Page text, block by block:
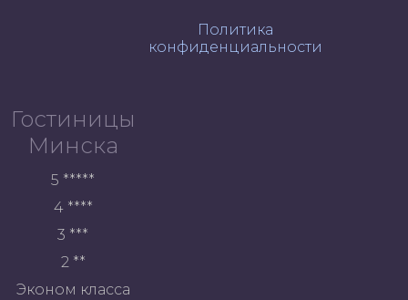
Политика
конфиденциальности
Гостиницы
Минска
5 *****
4 ****
3 ***
2 **
Эконом класса